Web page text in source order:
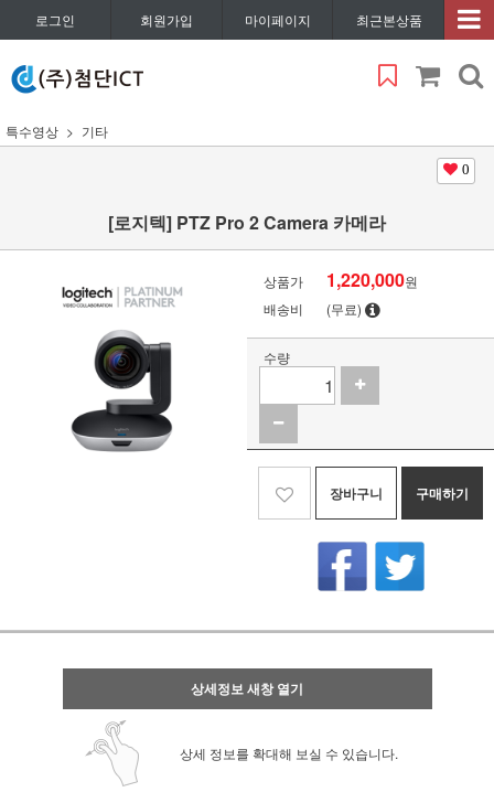
로그인 회원가입 마이페이지 최근본상품
특수영상 기타
0
[로지텍] PTZ Pro 2 Camera 카메라
상품가 1,220,000원
배송비
(무료)
수량
장바구니 구매하기
상세정보 새창 열기
상세 정보를 확대해 보실 수 있습니다.